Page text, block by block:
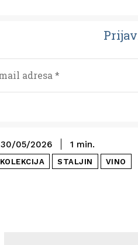
30/05/2026 1 min.
KOLEKCIJA STALJIN
VINO